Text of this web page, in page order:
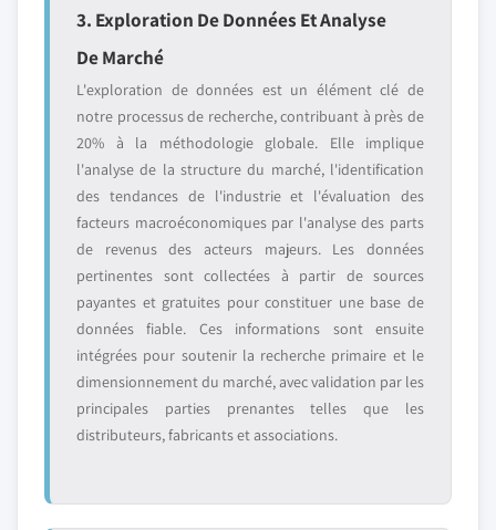
3. Exploration De Données Et Analyse
De Marché
L'exploration de données est un élément clé de
notre processus de recherche, contribuant à près de
20% à la méthodologie globale. Elle implique
l'analyse de la structure du marché, l'identification
des tendances de l'industrie et l'évaluation des
facteurs macroéconomiques par l'analyse des parts
de revenus des acteurs majeurs. Les données
pertinentes sont collectées à partir de sources
payantes et gratuites pour constituer une base de
données fiable. Ces informations sont ensuite
intégrées pour soutenir la recherche primaire et le
dimensionnement du marché, avec validation par les
principales parties prenantes telles que les
distributeurs, fabricants et associations.